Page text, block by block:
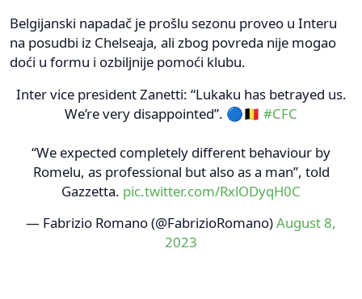
Belgijanski napadač je prošlu sezonu proveo u Interu
na posudbi iz Chelseaja, ali zbog povreda nije mogao
doći u formu i ozbiljnije pomoći klubu.
Inter vice president Zanetti: “Lukaku has betrayed us.
We’re very disappointed”. 🔵🇧🇪 #CFC
“We expected completely different behaviour by
Romelu, as professional but also as a man”, told
Gazzetta. pic.twitter.com/RxlODyqH0C
— Fabrizio Romano (@FabrizioRomano)August 8,
2023